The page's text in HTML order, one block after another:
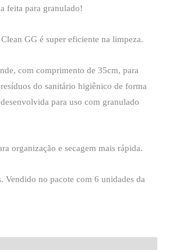
feita para granulado!
GG é super eficiente na limpeza.
com comprimento de 35cm, para
do sanitário higiênico de forma
para uso com granulado
organização e secagem mais rápida.
Vendido no pacote com 6 unidades da